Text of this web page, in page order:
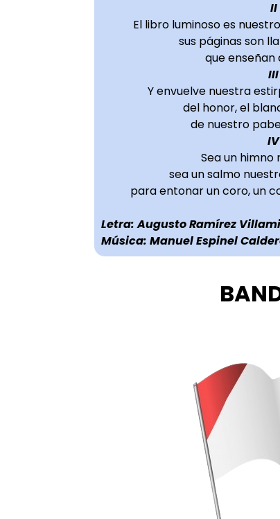
II
El libro luminoso es
sus páginas son
que enseñan
III
Y envuelve nuestra
del honor, el
de nuestro
IV
Sea un himno
sea un salmo
para entonar un coro, un
Letra: Augusto Ramírez
Música: Manuel Espinel